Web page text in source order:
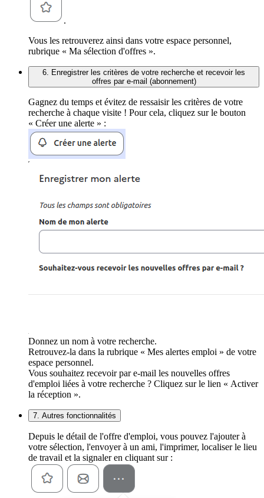
.
Vous les retrouverez ainsi dans votre espace personnel,
rubrique « Ma sélection d'offres ».
6. Enregistrer les critères de votre recherche et recevoir les
offres par e-mail (abonnement)
Gagnez du temps et évitez de ressaisir les critères de votre
recherche à chaque visite ! Pour cela, cliquez sur le bouton
« Créer une alerte » :
Donnez un nom à votre recherche.
Retrouvez-la dans la rubrique « Mes alertes emploi » de votre
espace personnel.
Vous souhaitez recevoir par e-mail les nouvelles offres
d'emploi liées à votre recherche ? Cliquez sur le lien « Activer
la réception ».
7. Autres fonctionnalités
Depuis le détail de l'offre d'emploi, vous pouvez l'ajouter à
votre sélection, l'envoyer à un ami, l'imprimer, localiser le lieu
de travail et la signaler en cliquant sur :